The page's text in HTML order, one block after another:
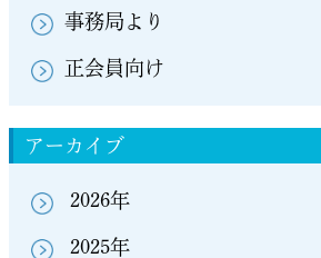
事務局より
正会員向け
アーカイブ
2026年
2025年